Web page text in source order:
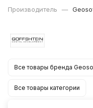
Производитель —
Все товары бренда
Все товары категории